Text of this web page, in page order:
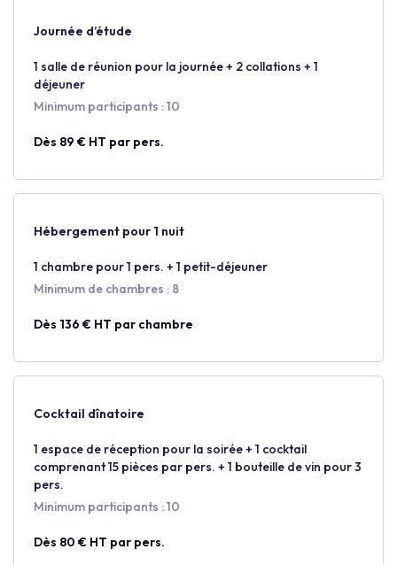
Journée d’étude
1 salle de réunion pour la journée + 2 collations + 1
déjeuner
Minimum participants : 10
Dès 89 € HT par pers.
Hébergement pour 1 nuit
1 chambre pour 1 pers. + 1 petit-déjeuner
Minimum de chambres : 8
Dès 136 € HT par chambre
Cocktail dînatoire
1 espace de réception pour la soirée + 1 cocktail
comprenant 15 pièces par pers. + 1 bouteille de vin pour 3
pers.
Minimum participants : 10
Dès 80 € HT par pers.